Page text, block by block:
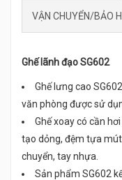
VẬN CHUYỂN/BẢO
Ghế lãnh đạo SG602
Ghế lưng cao
văn phòng được sử
Ghế xoay có cần
tạo dỏng, đệm tựa
chuyển, tay nhựa.
Sản phẩm SG602